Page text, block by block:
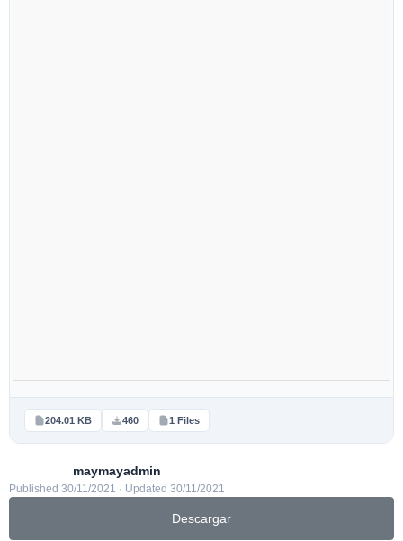
204.01 KB 460 1 Files
maymayadmin
Published 30/11/2021 · Updated 30/11/2021
Descargar